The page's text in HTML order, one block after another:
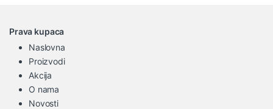
Prava kupaca
Naslovna
Proizvodi
Akcija
O nama
Novosti